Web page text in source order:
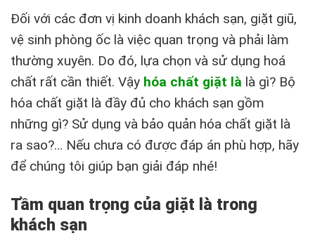
Đối với các đơn vị kinh doanh khách sạn, giặt giũ,
vệ sinh phòng ốc là việc quan trọng và phải làm
thường xuyên. Do đó, lựa chọn và sử dụng hoá
chất rất cần thiết. Vậy hóa chất giặt là là gì? Bộ
hóa chất giặt là đầy đủ cho khách sạn gồm
những gì? Sử dụng và bảo quản hóa chất giặt là
ra sao?… Nếu chưa có được đáp án phù hợp, hãy
để chúng tôi giúp bạn giải đáp nhé!
Tầm quan trọng của giặt là trong
khách sạn